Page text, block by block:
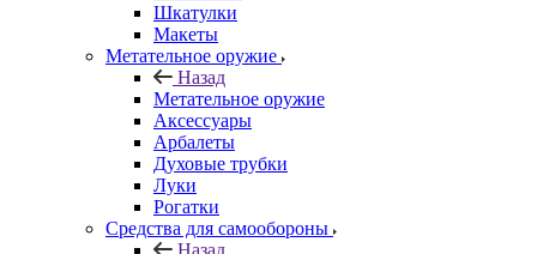
Шкатулки
Макеты
Метательное оружие
Назад
Метательное оружие
Аксессуары
Арбалеты
Духовые трубки
Луки
Рогатки
Средства для самообороны
Назад